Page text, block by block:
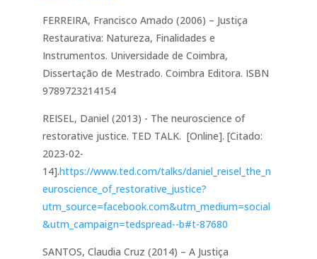
FERREIRA, Francisco Amado (2006) – Justiça
Restaurativa: Natureza, Finalidades e
Instrumentos. Universidade de Coimbra,
Dissertação de Mestrado. Coimbra Editora. ISBN
9789723214154
REISEL, Daniel (2013) - The neuroscience of
restorative justice. TED TALK. [Online]. [Citado:
2023-02-
14].https://www.ted.com/talks/daniel_reisel_the_n
euroscience_of_restorative_justice?
utm_source=facebook.com&utm_medium=social
&utm_campaign=tedspread--b#t-87680
SANTOS, Claudia Cruz (2014) – A Justiça